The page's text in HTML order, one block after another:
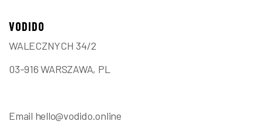
VODIDO
WALECZNYCH 34/2
03-916 WARSZAWA, PL
Email hello@vodido.online